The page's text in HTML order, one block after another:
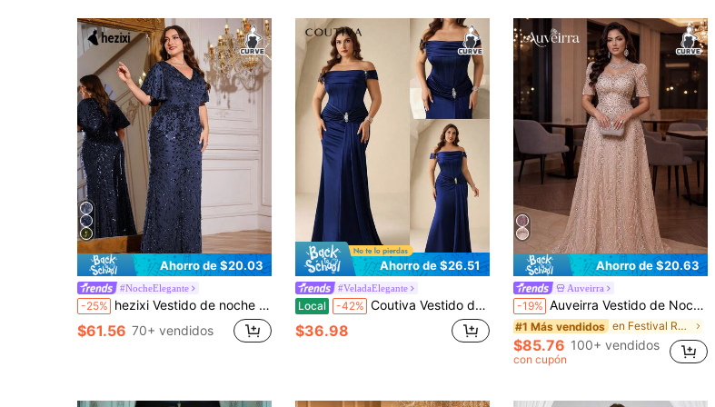
Ahorro de $20.03
#NocheElegante
-25% hezixi Vestido de noche elegante de alta calidad con parches de lentejuelas elásticas extra delgado y talla grande con escote en V, apto para cita, boda, fiesta, cumpleaños, aniversario, cóctel, cena formal, invitado de boda, fiesta de soltero, vacaciones, verano y otoño
$61.56 70+ vendidos
Ahorro de $26.51
#VeladaElegante
Local -42% Coutiva Vestido de noche formal elegante con hombros descubiertos para mujer de talla grande
$36.98
Ahorro de $20.63
Auveirra
-19% Auveirra Vestido de Noche Elegante Talla Grande Color Champán Dorado para Verano, Formal para Prom y Boda, Cuello Cuadrado, Manga Corta, Decoración de Strass & Perlas, Transparente, Silueta A, Vestido de Gala para Fiesta, Madre de la Novia
#1 Más vendidos en Festival Ropa de fiesta para mujer talla grande
$85.76 100+ vendidos
con cupón